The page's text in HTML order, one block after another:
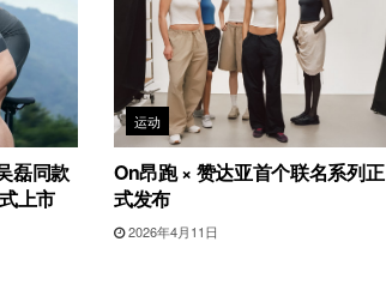
磊同款
上市
运动
On昂跑 × 赞达亚首个联名系列正
式发布
2026年4月11日